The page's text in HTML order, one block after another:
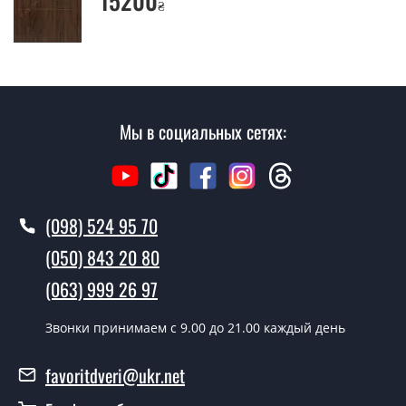
Да производим. Монтаж входных дверей
Сколько стоит установка дверей
Как быстро можете установить двери
В тот же день в течении нескольких часов, при
условии наличия их на складе, либо на следующий
день.
замерщика?
Да можно.
₴
Мы в социальных сетях:
(098) 524 95 70
(050) 843 20 80
(063) 999 26 97
Звонки принимаем c 9.00 до 21.00 каждый день
favoritdveri@ukr.net